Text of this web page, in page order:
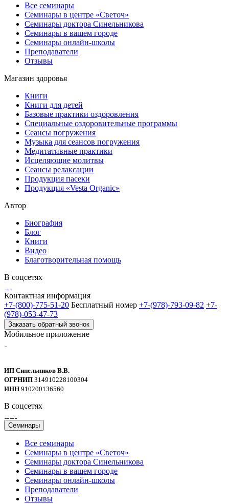
Все семинары
Семинары в центре «Светоч»
Семинары доктора Синельникова
Семинары в вашем городе
Семинары онлайн-школы
Преподаватели
Отзывы
Магазин здоровья
Книги
Книги для детей
Базовые практики оздоровления
Специальные оздоровительные программы
Сеансы погружения
Музыка для сеансов погружения
Медитативные практики
Исцеляющие молитвы
Сеансы релаксации
Продукция пасеки
Продукция «Vesta Organic»
Автор
Биография
Блог
Книги
Видео
Благотворительная помощь
В соцсетях
Контактная информация
+7-(800)-775-51-20 Бесплатный номер +7-(978)-793-09-82 +7-
(978)-053-47-73
Заказать обратный звонок
Мобильное приложение
ИП Синельников В.В.
ОГРНИП 314910228100304
ИНН 910200136560
В соцсетях
Семинары
Все семинары
Семинары в центре «Светоч»
Семинары доктора Синельникова
Семинары в вашем городе
Семинары онлайн-школы
Преподаватели
Отзывы